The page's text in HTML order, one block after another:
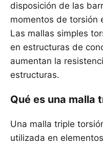
disposición de las
momentos de torsión
Las mallas simples
en estructuras de
aumentan la
estructuras.
Qué es una malla
Una malla triple
utilizada en